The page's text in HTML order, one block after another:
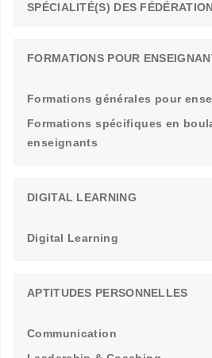
SPÉCIALITÉ(S) DES
FORMATIONS POUR
Formations générales pour
Formations spécifiques en
enseignants
DIGITAL LEARNING
Digital Learning
APTITUDES PERSONNELLES
Communication